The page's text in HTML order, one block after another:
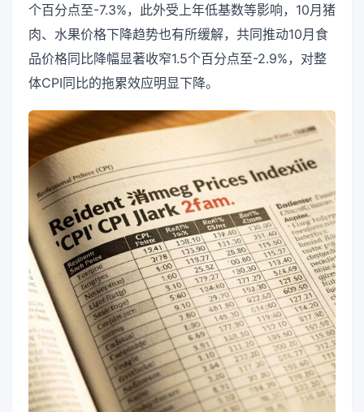
个百分点至-7.3%，此外受上年低基数等影响，10月猪
肉、水果价格下降趋势也有所缓解，共同推动10月食
品价格同比降幅显著收窄1.5个百分点至-2.9%，对整
体CPI同比的拖累效应明显下降。